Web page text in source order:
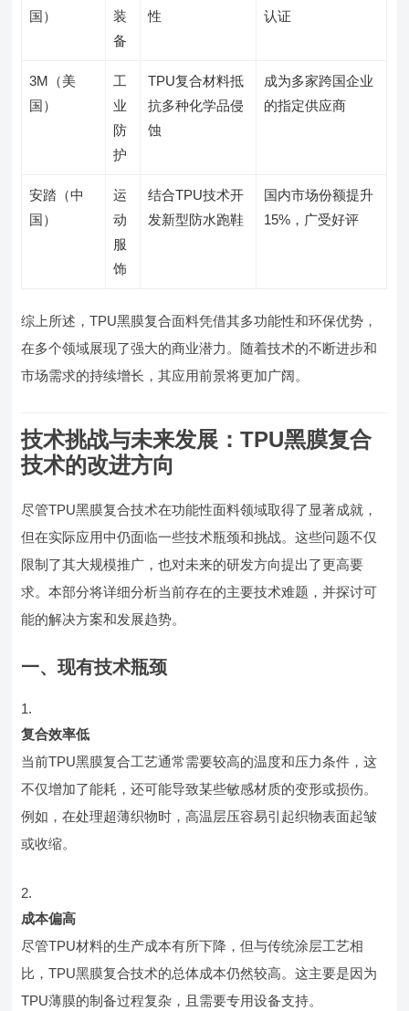
国）
装
备
性
认证
3M（美
国）
工
业
防
护
TPU复合材料抵
抗多种化学品侵
蚀
成为多家跨国企业
的指定供应商
安踏（中
国）
运
动
服
饰
结合TPU技术开
发新型防水跑鞋
国内市场份额提升
15%，广受好评
综上所述，TPU黑膜复合面料凭借其多功能性和环保优势，
在多个领域展现了强大的商业潜力。随着技术的不断进步和
市场需求的持续增长，其应用前景将更加广阔。
技术挑战与未来发展：TPU黑膜复合
技术的改进方向
尽管TPU黑膜复合技术在功能性面料领域取得了显著成就，
但在实际应用中仍面临一些技术瓶颈和挑战。这些问题不仅
限制了其大规模推广，也对未来的研发方向提出了更高要
求。本部分将详细分析当前存在的主要技术难题，并探讨可
能的解决方案和发展趋势。
一、现有技术瓶颈
复合效率低
当前TPU黑膜复合工艺通常需要较高的温度和压力条件，这
不仅增加了能耗，还可能导致某些敏感材质的变形或损伤。
例如，在处理超薄织物时，高温层压容易引起织物表面起皱
或收缩。
成本偏高
尽管TPU材料的生产成本有所下降，但与传统涂层工艺相
比，TPU黑膜复合技术的总体成本仍然较高。这主要是因为
TPU薄膜的制备过程复杂，且需要专用设备支持。